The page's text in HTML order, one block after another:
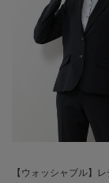
【ウォッシャブル】